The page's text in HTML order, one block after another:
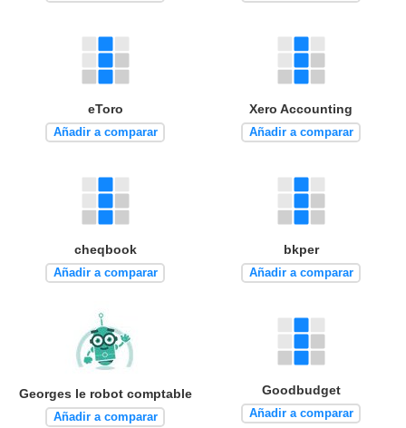
eToro
Añadir a comparar
Xero Accounting
Añadir a comparar
cheqbook
Añadir a comparar
bkper
Añadir a comparar
Georges le robot comptable
Añadir a comparar
Goodbudget
Añadir a comparar